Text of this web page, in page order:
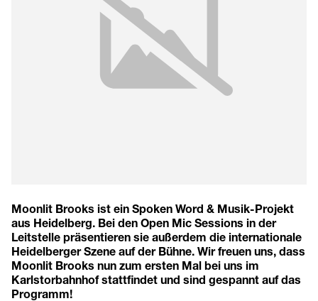
Moonlit Brooks ist ein Spoken Word & Musik-Projekt
aus Heidelberg. Bei den Open Mic Sessions in der
Leitstelle präsentieren sie außerdem die internationale
Heidelberger Szene auf der Bühne. Wir freuen uns, dass
Moonlit Brooks nun zum ersten Mal bei uns im
Karlstorbahnhof stattfindet und sind gespannt auf das
Programm!